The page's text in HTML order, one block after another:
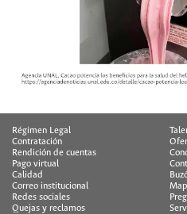
Régimen Legal
Contratación
Rendición de cuentas
Pago virtual
Calidad
Correo institucional
Redes sociales
Quejas y reclamos